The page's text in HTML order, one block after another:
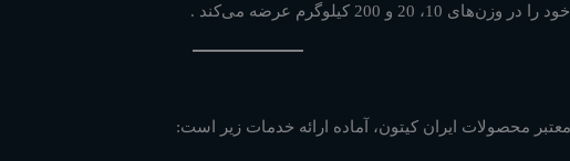
20 و 200 کیلوگرم عرضه می‌کند .
معتبر محصولات ایران کیتون، آماده ارائه خدمات زیر است: